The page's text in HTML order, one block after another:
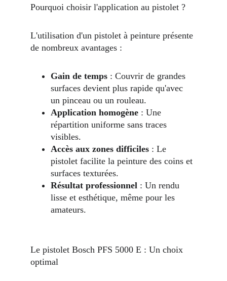
Pourquoi choisir l'application au pistolet ?
L'utilisation d'un pistolet à peinture présente
de nombreux avantages :
Gain de temps : Couvrir de grandes
surfaces devient plus rapide qu'avec
un pinceau ou un rouleau.
Application homogène : Une
répartition uniforme sans traces
visibles.
Accès aux zones difficiles : Le
pistolet facilite la peinture des coins et
surfaces texturées.
Résultat professionnel : Un rendu
lisse et esthétique, même pour les
amateurs.
Le pistolet Bosch PFS 5000 E : Un choix
optimal